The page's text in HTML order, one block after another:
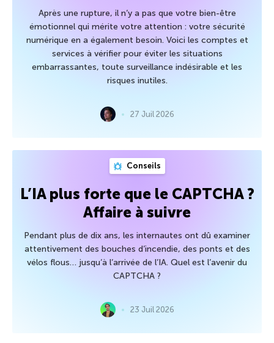
Après une rupture, il n’y a pas que votre bien-être
émotionnel qui mérite votre attention : votre sécurité
numérique en a également besoin. Voici les comptes et
services à vérifier pour éviter les situations
embarrassantes, toute surveillance indésirable et les
risques inutiles.
27 Juil 2026
Conseils
L’IA plus forte que le CAPTCHA ?
Affaire à suivre
Pendant plus de dix ans, les internautes ont dû examiner
attentivement des bouches d’incendie, des ponts et des
vélos flous… jusqu’à l’arrivée de l’IA. Quel est l’avenir du
CAPTCHA ?
23 Juil 2026